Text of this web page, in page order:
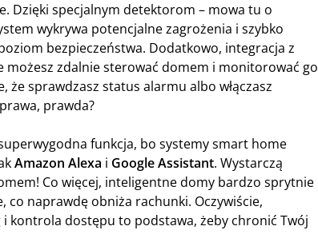
Dzięki specjalnym detektorom – mowa tu o
wykrywa potencjalne zagrożenia i szybko
bezpieczeństwa. Dodatkowo, integracja z
zdalnie sterować domem i monitorować go
że sprawdzasz status alarmu albo włączasz
prawda?
funkcja, bo systemy smart home
Amazon Alexa i Google Assistant. Wystarczą
Co więcej, inteligentne domy bardzo sprytnie
co naprawdę obniża rachunki. Oczywiście,
kontrola dostępu to podstawa, żeby chronić Twój